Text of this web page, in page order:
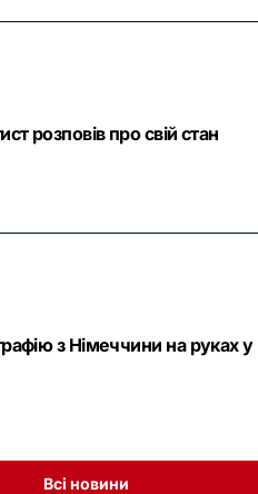
розповів про свій стан
з Німеччини на руках
Всі новини